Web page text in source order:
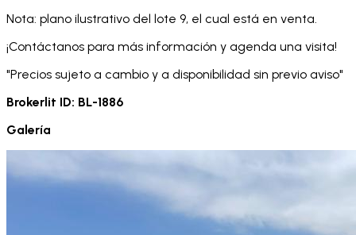
Nota: plano ilustrativo del lote 9, el cual está en venta.
¡Contáctanos para más información y agenda una visita!
"Precios sujeto a cambio y a disponibilidad sin previo aviso"
Brokerlit ID: BL-1886
Galería